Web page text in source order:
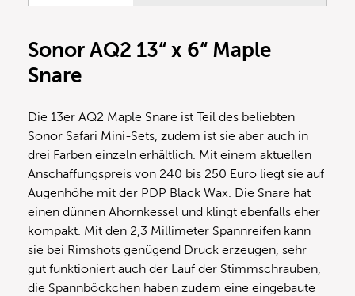
Sonor AQ2 13“ x 6“ Maple
Snare
Die 13er AQ2 Maple Snare ist Teil des beliebten
Sonor Safari Mini-Sets, zudem ist sie aber auch in
drei Farben einzeln erhältlich. Mit einem aktuellen
Anschaffungspreis von 240 bis 250 Euro liegt sie auf
Augenhöhe mit der PDP Black Wax. Die Snare hat
einen dünnen Ahornkessel und klingt ebenfalls eher
kompakt. Mit den 2,3 Millimeter Spannreifen kann
sie bei Rimshots genügend Druck erzeugen, sehr
gut funktioniert auch der Lauf der Stimmschrauben,
die Spannböckchen haben zudem eine eingebaute